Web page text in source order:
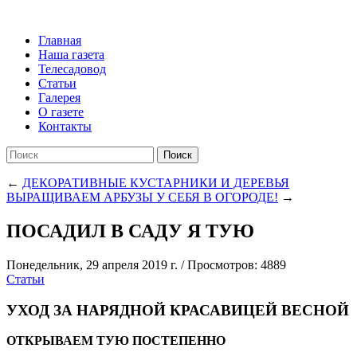
Главная
Наша газета
Телесадовод
Статьи
Галерея
О газете
Контакты
Поиск
← ДЕКОРАТИВНЫЕ КУСТАРНИКИ И ДЕРЕВЬЯ
ВЫРАЩИВАЕМ АРБУЗЫ У СЕБЯ В ОГОРОДЕ! →
ПОСАДИЛ В САДУ Я ТУЮ
Понедельник, 29 апреля 2019 г. /Просмотров: 4889
Статьи
УХОД ЗА НАРЯДНОЙ КРАСАВИЦЕЙ ВЕСНОЙ
ОТКРЫВАЕМ ТУЮ ПОСТЕПЕННО